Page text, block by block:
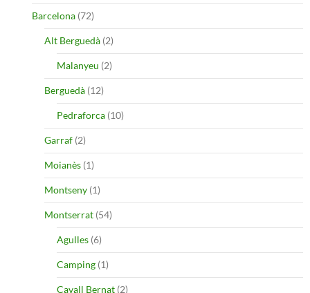
Barcelona (72)
Alt Berguedà (2)
Malanyeu (2)
Berguedà (12)
Pedraforca (10)
Garraf (2)
Moianès (1)
Montseny (1)
Montserrat (54)
Agulles (6)
Camping (1)
Cavall Bernat (2)